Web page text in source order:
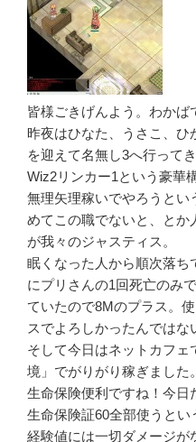
皆様ごきげんよう。わかば
昨夜はひなた、うさこ、ひ
を迎えて名無し3へ行って
Wiz2リンカー1という豪華
無理矢理稼いでやろうとい
めてこの職でないと、とか
が我々のジャスティス。
眠くなった人から順次落ち
にプリさんの1回死亡のみ
ていたので8Mのプラス。
スでよろしかったんではな
そして今日はネットカフェ
境」でがりがり稼ぎました。
生命保険便利ですね！今日
生命保険証60全部使うとい
経験値には一切ダメージが